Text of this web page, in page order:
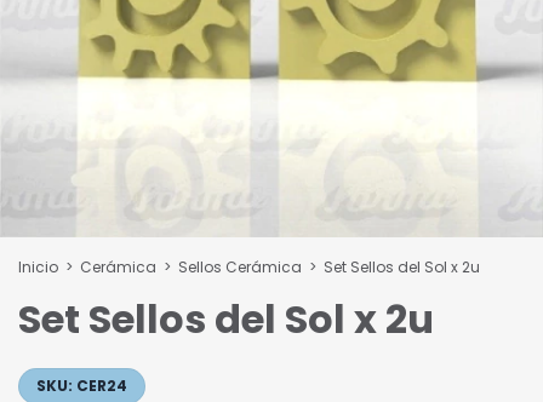
Inicio > Cerámica > Sellos Cerámica > Set Sellos del Sol x 2u
Set Sellos del Sol x 2u
SKU: CER24